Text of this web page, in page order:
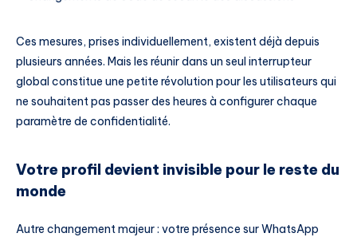
Ces mesures, prises individuellement, existent déjà depuis
plusieurs années. Mais les réunir dans un seul interrupteur
global constitue une petite révolution pour les utilisateurs qui
ne souhaitent pas passer des heures à configurer chaque
paramètre de confidentialité.
Votre profil devient invisible pour le reste du
monde
Autre changement majeur : votre présence sur WhatsApp